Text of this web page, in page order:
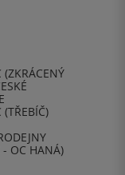
(ZKRÁCENÝ
(TŘEBÍČ)
OC HANÁ)